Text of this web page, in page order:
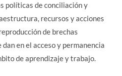
políticas de conciliación y
recursos y acciones
de brechas
en el acceso y permanencia
de aprendizaje y trabajo.